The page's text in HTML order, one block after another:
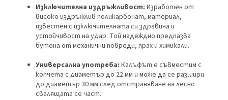
Изключителна издръжливост: Изработен от
високо издръжлив поликарбонат, материал,
известен с изключителната си здравина и
устойчивост на удар. Той надеждно предпазва
бутона от механични повреди, прах и химикали.
Универсална употреба: Калъфът е съвместим с
копчета с диаметър до 22 мм и може да се разшири
до диаметър 30 ​​мм след отстраняване на лесно
свалящата се част.